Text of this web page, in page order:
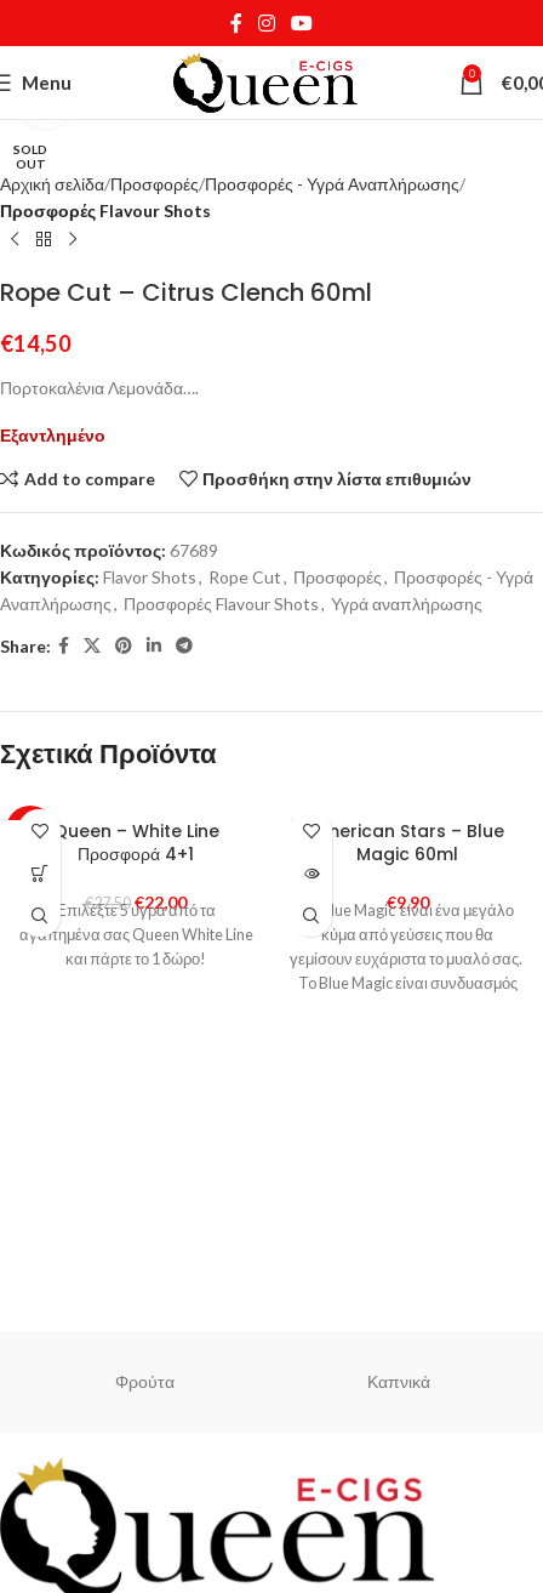
Menu 0 €
SOLD
OUT
Κάντε κλικ για μεγέθυνση
Αρχική σελίδα Προσφορές Προσφορές - Υγρά Αναπλήρωσης
Προσφορές Flavour Shots
Rope Cut – Citrus Clench 60ml
€14,50
Πορτοκαλένια Λεμονάδα….
Εξαντλημένο
Add to compare Προσθήκη στην λίστα επιθυμιών
Κωδικός προϊόντος: 67689
Κατηγορίες: Flavor Shots, Rope Cut, Προσφορές, Προσφορές - Υγρά
Αναπλήρωσης, Προσφορές Flavour Shots, Υγρά αναπλήρωσης
Share:
Σχετικά Προϊόντα
-20%
Queen – White Line
Προσφορά 4+1
€27,50 €22,00
Επιλέξτε 5 υγρά από τα
αγαπημένα σας Queen White Line
και πάρτε το 1 δώρο!
SOLD
OUTAmerican Stars – Blue
Magic 60ml
€9,90
Το Blue Magic είναι ένα μεγάλο
κύμα από γεύσεις που θα
γεμίσουν ευχάριστα το μυαλό σας.
To Blue Magic είναι συνδυασμός
Φρούτα Καπνικά